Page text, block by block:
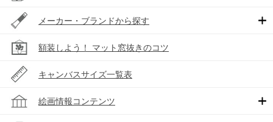
メーカー・ブランドから探す
額装しよう！ マット窓抜きのコツ
キャンバスサイズ一覧表
絵画情報コンテンツ